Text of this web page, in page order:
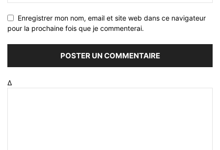
Enregistrer mon nom, email et site web dans ce navigateur
pour la prochaine fois que je commenterai.
Δ